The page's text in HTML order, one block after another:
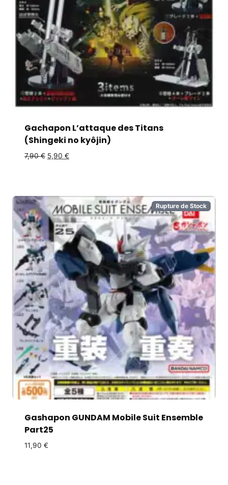
Gachapon L’attaque des Titans
(Shingeki no kyôjin)
7,90€ 5,90 €
Rupture de Stock
Gashapon GUNDAM Mobile Suit Ensemble
Part25
11,90 €